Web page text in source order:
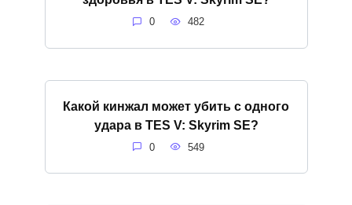
0 482
Какой кинжал может убить с одного
удара в TES V: Skyrim SE?
0 549